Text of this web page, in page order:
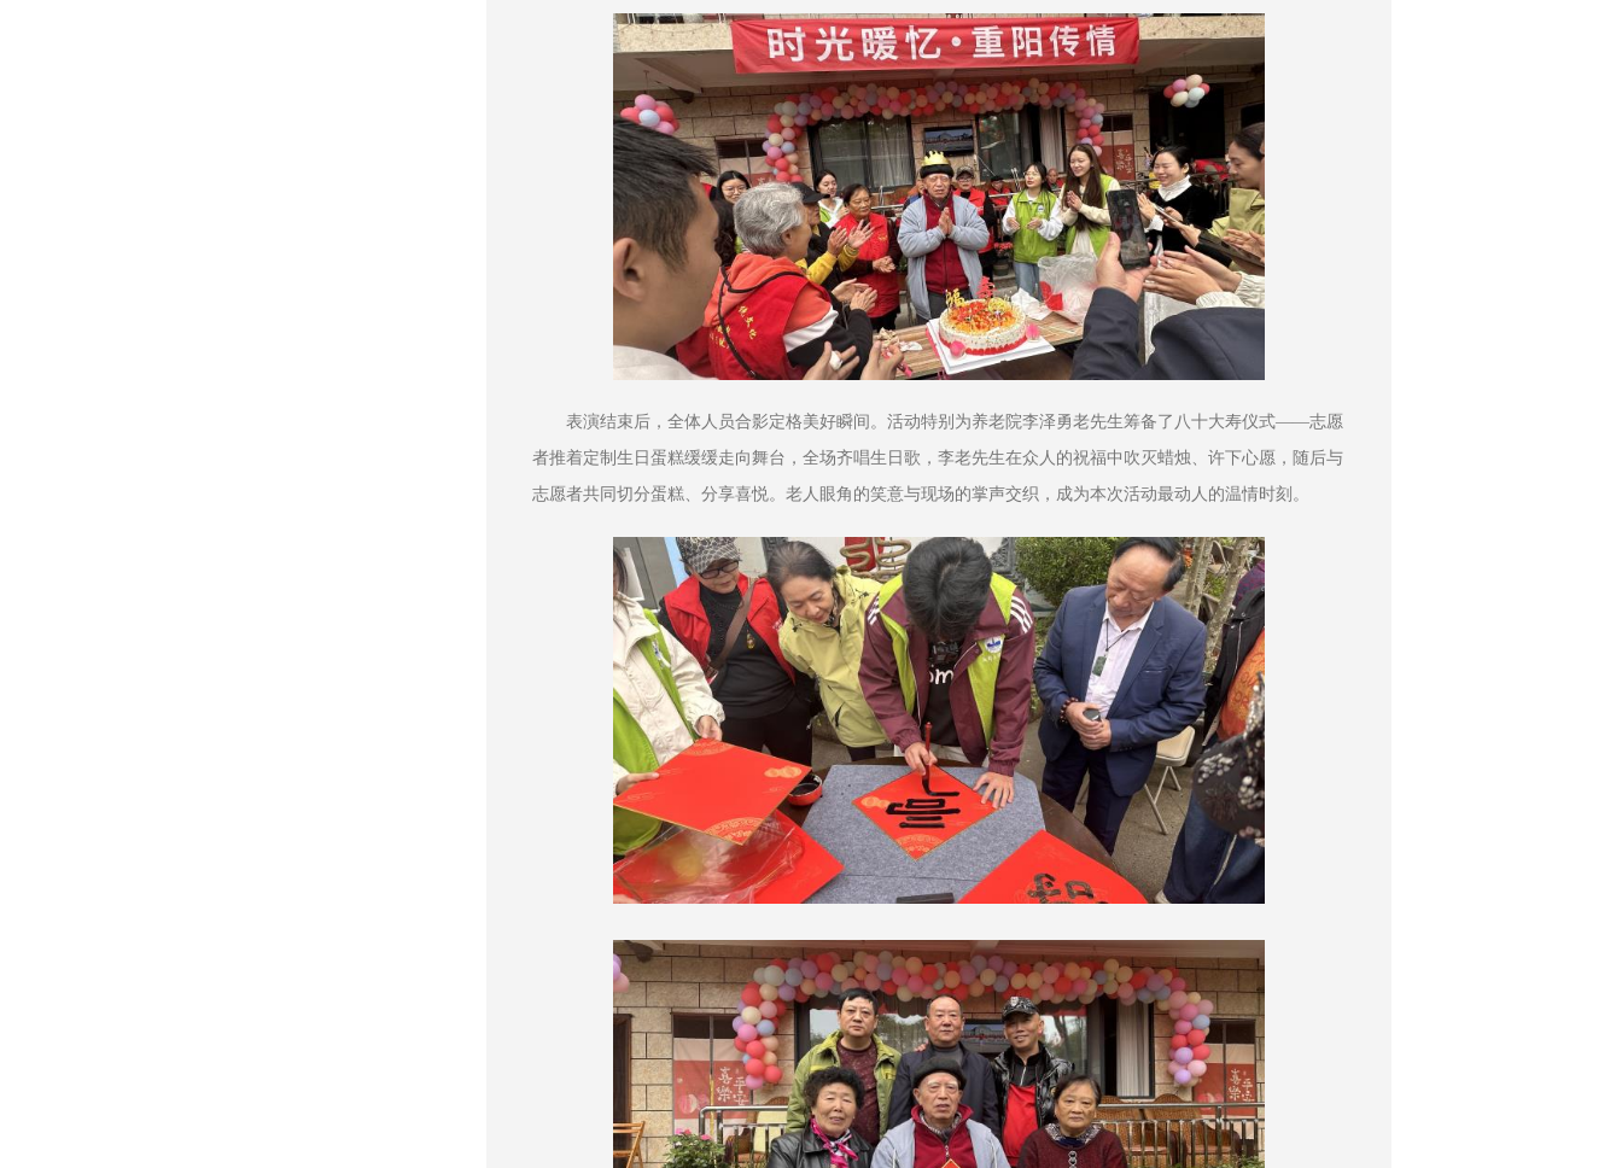
表演结束后，全体人员合影定格美好瞬间。活动特别为养老院李泽勇老先生筹备了八十大寿仪式——志愿
者推着定制生日蛋糕缓缓走向舞台，全场齐唱生日歌，李老先生在众人的祝福中吹灭蜡烛、许下心愿，随后与
志愿者共同切分蛋糕、分享喜悦。老人眼角的笑意与现场的掌声交织，成为本次活动最动人的温情时刻。